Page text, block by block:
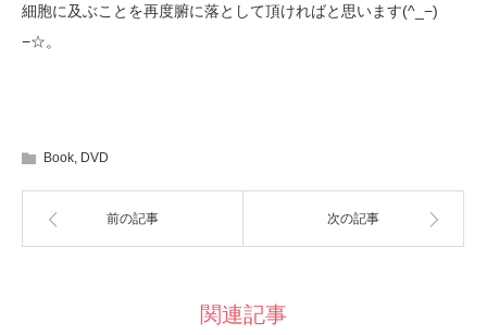
細胞に及ぶことを再度腑に落として頂ければと思います(^_−)
−☆。
Book DVD
前の記事 次の記事
関連記事